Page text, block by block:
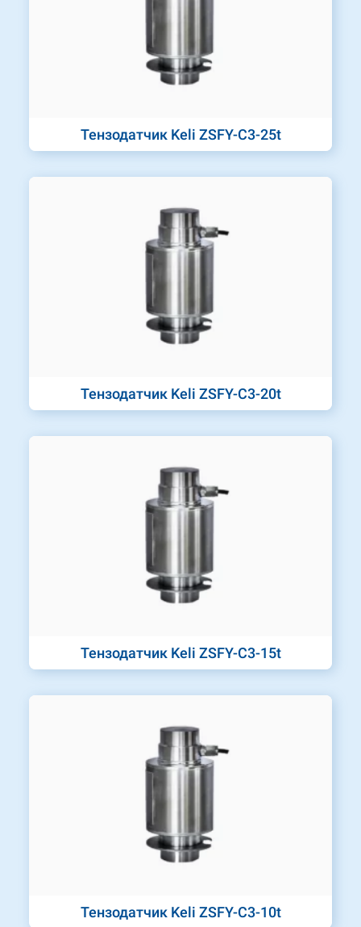
Тензодатчик Keli ZSFY-C3-25t
Тензодатчик Keli ZSFY-C3-20t
Тензодатчик Keli ZSFY-C3-15t
Тензодатчик Keli ZSFY-C3-10t